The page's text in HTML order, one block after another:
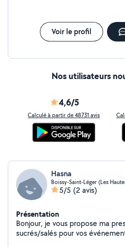
Voir le profil
Nos utilisateurs
4,6/5
Calculé à partir de 48731 avis
Hasna
Boissy-Saint-Léger (Les
5/5 (2 avis)
Présentation
Bonjour, je vous propose ma
sucrés/salés pour vos